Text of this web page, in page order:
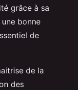
grâce à sa
bonne
de
de la
des